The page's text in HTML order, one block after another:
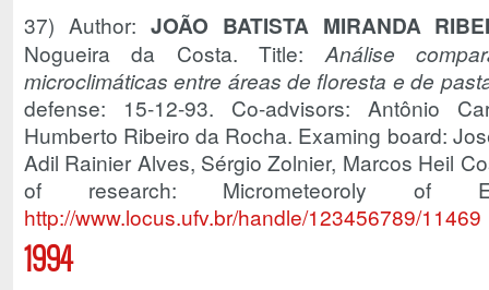
37) Author: JOÃO BATISTA MIRANDA
Nogueira da Costa. Title: Análise
microclimáticas entre áreas de floresta e de
defense: 15-12-93. Co-advisors: Antônio
Humberto Ribeiro da Rocha. Examing board:
Adil Rainier Alves, Sérgio Zolnier, Marcos Heil
of research: Micrometeoroly of
http://www.locus.ufv.br/handle/123456789/11469
1994